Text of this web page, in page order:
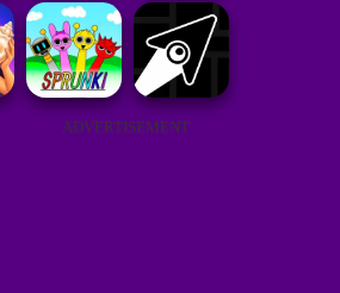
ADVERTISEMENT